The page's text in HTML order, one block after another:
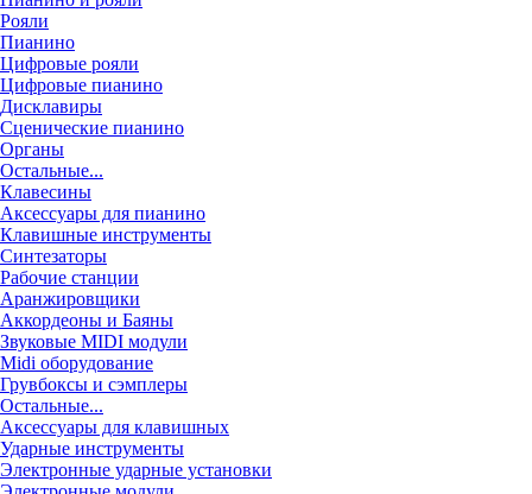
Рояли
Пианино
Цифровые рояли
Цифровые пианино
Дисклавиры
Сценические пианино
Органы
Остальные...
Клавесины
Аксессуары для пианино
Клавишные инструменты
Синтезаторы
Рабочие станции
Аранжировщики
Аккордеоны и Баяны
Звуковые MIDI модули
Midi оборудование
Грувбоксы и сэмплеры
Остальные...
Аксессуары для клавишных
Ударные инструменты
Электронные ударные установки